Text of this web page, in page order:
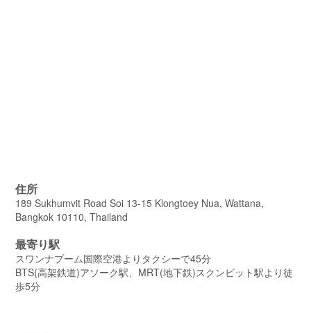
住所
189 Sukhumvit Road Soi 13-15 Klongtoey Nua, Wattana,
Bangkok 10110, Thailand
最寄り駅
スワンナプーム国際空港よりタクシーで45分
BTS(高架鉄道)アソーク駅、MRT(地下鉄)スクンビット駅より徒
歩5分